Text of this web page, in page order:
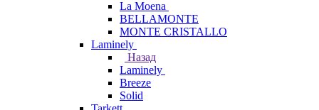
La Moena
BELLAMONTE
MONTE CRISTALLO
Laminely
Назад
Laminely
Breeze
Solid